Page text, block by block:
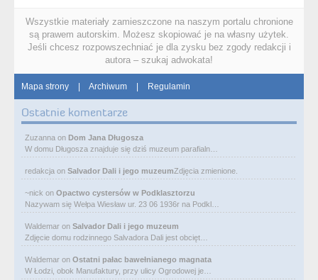
Wszystkie materiały zamieszczone na naszym portalu chronione
są prawem autorskim. Możesz skopiować je na własny użytek.
Jeśli chcesz rozpowszechniać je dla zysku bez zgody redakcji i
autora – szukaj adwokata!
Mapa strony Archiwum Regulamin
Ostatnie komentarze
Zuzanna on Dom Jana Długosza
W domu Długosza znajduje się dziś muzeum parafialn…
redakcja on Salvador Dali i jego muzeumZdjęcia zmienione.
~nick on Opactwo cystersów w Podklasztorzu
Nazywam się Wełpa Wiesław ur. 23 06 1936r na Podkl…
Waldemar on Salvador Dali i jego muzeum
Zdjęcie domu rodzinnego Salvadora Dali jest obcięt…
Waldemar on Ostatni pałac bawełnianego magnata
W Łodzi, obok Manufaktury, przy ulicy Ogrodowej je…